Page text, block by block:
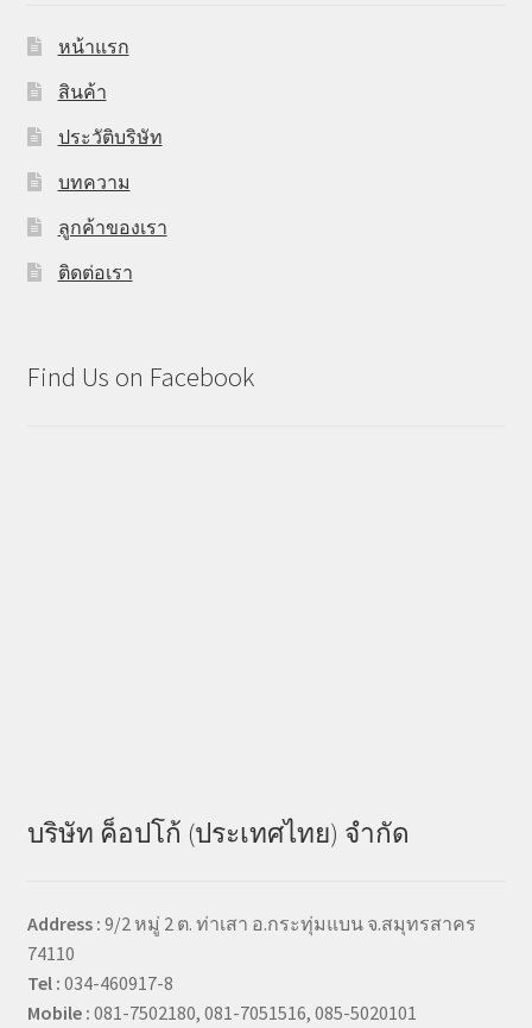
หน้าแรก
สินค้า
ประวัติบริษัท
บทความ
ลูกค้าของเรา
ติดต่อเรา
Find Us on Facebook
บริษัท ค็อปโก้ (ประเทศไทย) จำกัด
Address : 9/2 หมู่ 2 ต. ท่าเสา อ.กระทุ่มแบน จ.สมุทรสาคร
74110
Tel : 034-460917-8
Mobile : 081-7502180, 081-7051516, 085-5020101